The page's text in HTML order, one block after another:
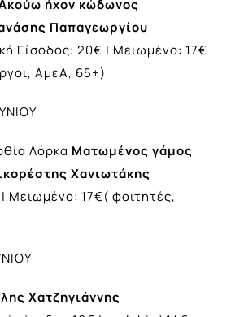
ήχον κώδωνος
Παπαγεωργίου
Είσοδος: 20€ | Μειωμένο: 17€
ΑμεΑ, 65+)
Λόρκα Ματωμένος γάμος
Χανιωτάκης
| Μειωμένο: 17€( φοιτητές,
Χατζηγιάννης